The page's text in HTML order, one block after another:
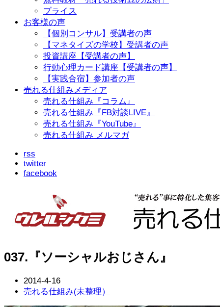
プライス
お客様の声
【個別コンサル】受講者の声
【マネタイズの学校】受講者の声
投資講座【受講者の声】
行動心理カード講座【受講者の声】
【実践合宿】参加者の声
売れる仕組みメディア
売れる仕組み『コラム』
売れる仕組み『FB対談LIVE』
売れる仕組み『YouTube』
売れる仕組み メルマガ
rss
twitter
facebook
037.『ソーシャルおじさん』
2014-4-16
売れる仕組み(未整理）